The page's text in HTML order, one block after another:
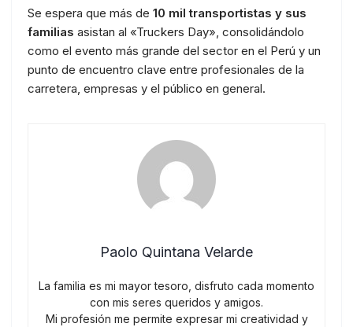
Se espera que más de 10 mil transportistas y sus
familias asistan al «Truckers Day», consolidándolo
como el evento más grande del sector en el Perú y un
punto de encuentro clave entre profesionales de la
carretera, empresas y el público en general.
Paolo Quintana Velarde
La familia es mi mayor tesoro, disfruto cada momento
con mis seres queridos y amigos.
Mi profesión me permite expresar mi creatividad y